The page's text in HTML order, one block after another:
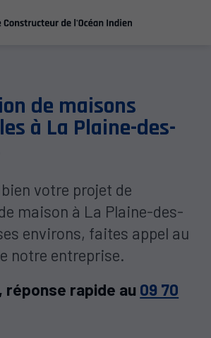
de maisons
à La Plaine-des-
votre projet de
maison à La Plaine-des-
environs, faites appel au
notre entreprise.
réponse rapide au 09 70